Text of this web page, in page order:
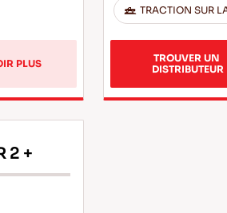
PLUS
TRACTION SUR
TROUVER UN
DISTRIBUTEUR
2 +